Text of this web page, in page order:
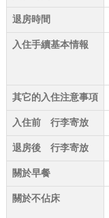
退房時間
入住手續基本情報
其它的入住注意事項
入住前 行李寄放
退房後 行李寄放
關於早餐
關於不佔床